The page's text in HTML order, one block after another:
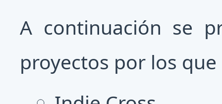
A continuación se
proyectos por los